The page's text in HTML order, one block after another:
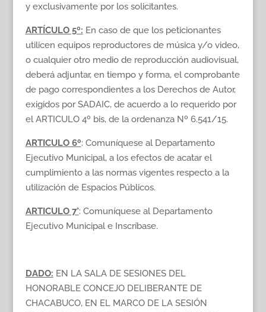
y exclusivamente por los solicitantes.
ARTÍCULO 5º: En caso de que los peticionantes
utilicen equipos reproductores de música y/o video,
o cualquier otro medio de reproducción audiovisual,
deberá adjuntar, en tiempo y forma, el comprobante
de pago correspondientes a los Derechos de Autor,
exigidos por SADAIC, de acuerdo a lo requerido por
el ARTICULO 4º bis, de la ordenanza Nº 6.541/15.
ARTICULO 6º: Comuníquese al Departamento
Ejecutivo Municipal, a los efectos de acatar el
cumplimiento a las normas vigentes respecto a la
utilización de Espacios Públicos.
ARTICULO 7°: Comuníquese al Departamento
Ejecutivo Municipal e Inscríbase.
DADO: EN LA SALA DE SESIONES DEL
HONORABLE CONCEJO DELIBERANTE DE
CHACABUCO, EN EL MARCO DE LA SESIÓN